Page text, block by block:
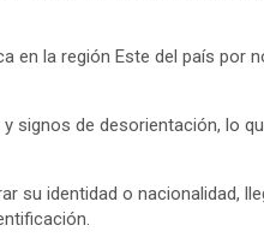
en la región Este del país por
de desorientación, lo
su identidad o nacionalidad,